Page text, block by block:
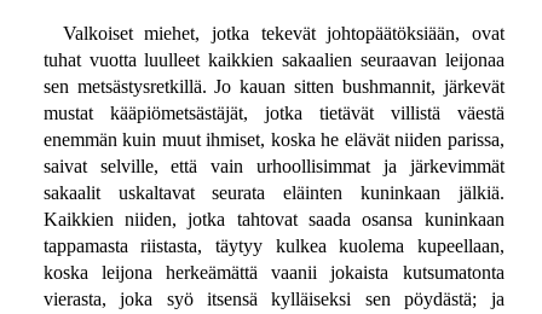
Valkoiset miehet, jotka tekevät johtopäätöksiään, ovat
tuhat vuotta luulleet kaikkien sakaalien seuraavan leijonaa
sen metsästysretkillä. Jo kauan sitten bushmannit, järkevät
mustat kääpiömetsästäjät, jotka tietävät villistä väestä
enemmän kuin muut ihmiset, koska he elävät niiden parissa,
saivat selville, että vain urhoollisimmat ja järkevimmät
sakaalit uskaltavat seurata eläinten kuninkaan jälkiä.
Kaikkien niiden, jotka tahtovat saada osansa kuninkaan
tappamasta riistasta, täytyy kulkea kuolema kupeellaan,
koska leijona herkeämättä vaanii jokaista kutsumatonta
vierasta, joka syö itsensä kylläiseksi sen pöydästä; ja